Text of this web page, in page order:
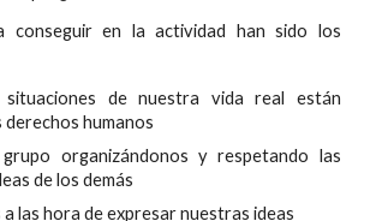
conseguir en la actividad han sido los
de nuestra vida real están
humanos
organizándonos y respetando las
de los demás
las hora de expresar nuestras ideas